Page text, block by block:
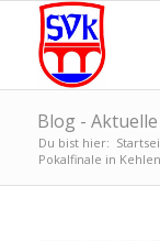
Blog -
Du bist hier:
Pokalfinale in